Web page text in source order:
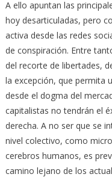
A ello apuntan las
hoy desarticuladas, pero
activa desde las redes
de conspiración. Entre
del recorte de libertades,
la excepción, que permita
desde el dogma del
capitalistas no tendrán el
derecha. A no ser que se
nivel colectivo, como
cerebros humanos, es
camino lejano de los